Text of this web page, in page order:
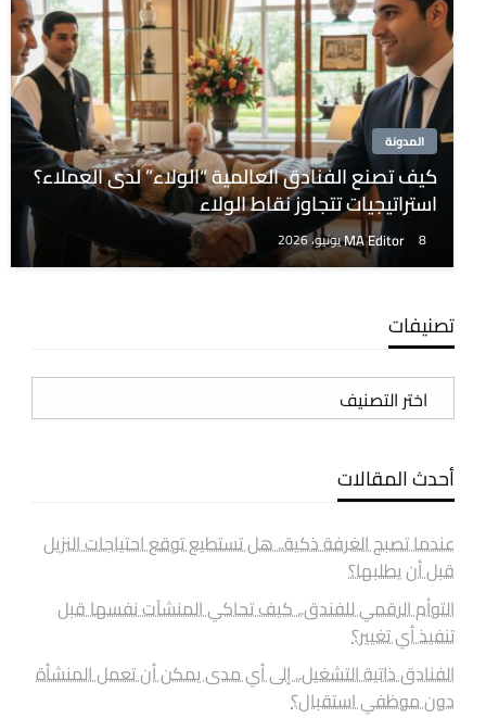
المدونة
كيف تصنع الفنادق العالمية “الولاء” لدى العملاء؟
استراتيجيات تتجاوز نقاط الولاء
MA Editor 8 يونيو، 2026
تصنيفات
تصنيفات
أحدث المقالات
عندما تصبح الغرفة ذكية.. هل تستطيع توقع احتياجات النزيل
قبل أن يطلبها؟
التوأم الرقمي للفندق.. كيف تحاكي المنشآت نفسها قبل
تنفيذ أي تغيير؟
الفنادق ذاتية التشغيل.. إلى أي مدى يمكن أن تعمل المنشأة
دون موظفي استقبال؟